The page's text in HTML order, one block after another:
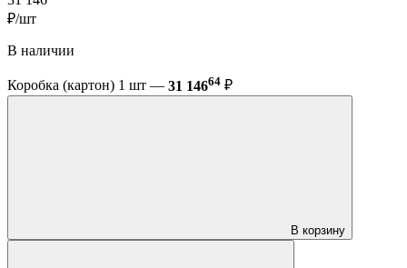
₽/шт
В наличии
Коробка (картон) 1 шт — 31 14664 ₽
В корзину